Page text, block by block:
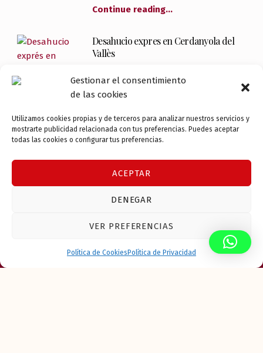
Gestionar el consentimiento
de las cookies
Utilizamos cookies propias y de terceros para analizar nuestros servicios y
mostrarte publicidad relacionada con tus preferencias. Puedes aceptar
todas las cookies o configurar tus preferencias.
ACEPTAR
DENEGAR
VER PREFERENCIAS
Política de Cookies Política de Privacidad
MENU
Continue reading…
Desahucio expres en Cerdanyola del
Vallès
Cerdanyola? Plazos reducidos para
impago, precario y ocupación
ilegal. Abogada desahucios: 600 22
95 40.
Perdonar la deuda al inquilino en un
desahucio: cuándo compensa y
¿Cuándo conviene perdonar la